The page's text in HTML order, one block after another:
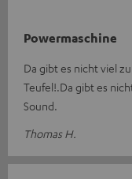
Powermaschine
Da gibt es nicht viel
Teufel!.Da gibt es
Sound.
Thomas H.